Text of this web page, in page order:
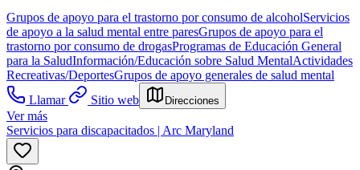
Grupos de apoyo para el trastorno por consumo de alcoholServicios
de apoyo a la salud mental entre paresGrupos de apoyo para el
trastorno por consumo de drogasProgramas de Educación General
para la SaludInformación/Educación sobre Salud MentalActividades
Recreativas/DeportesGrupos de apoyo generales de salud mental
Llamar
Sitio web Direcciones
Ver más
Servicios para discapacitados | Arc Maryland